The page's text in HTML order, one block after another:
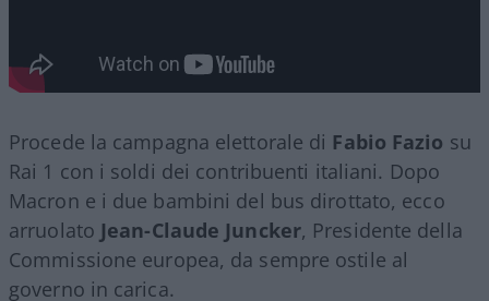
Procede la campagna elettorale di Fabio Fazio su
Rai 1 con i soldi dei contribuenti italiani. Dopo
Macron e i due bambini del bus dirottato, ecco
arruolato Jean-Claude Juncker, Presidente della
Commissione europea, da sempre ostile al
governo in carica.